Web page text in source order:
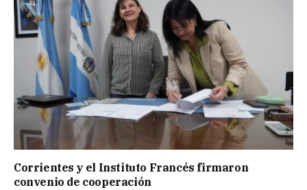
Corrientes y el Instituto Francés firmaron
convenio de cooperación